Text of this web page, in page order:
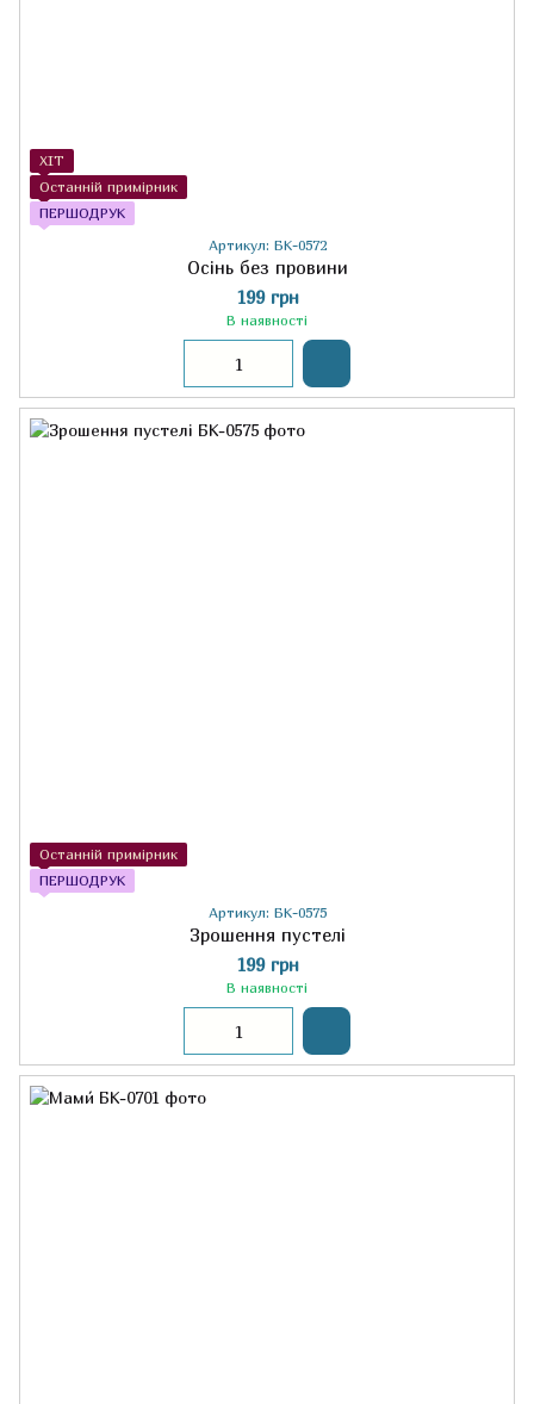
ХІТ
Останній примірник
ПЕРШОДРУК
Артикул: БК-0572
Осінь без провини
199 грн
В наявності
Останній примірник
ПЕРШОДРУК
Артикул: БК-0575
Зрошення пустелі
199 грн
В наявності